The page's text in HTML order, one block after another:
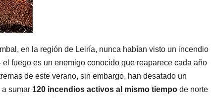
en la región de Leiría, nunca habían visto un incendio
el fuego es un enemigo conocido que reaparece cada año
de este verano, sin embargo, han desatado un
sumar 120 incendios activos al mismo tiempo de norte